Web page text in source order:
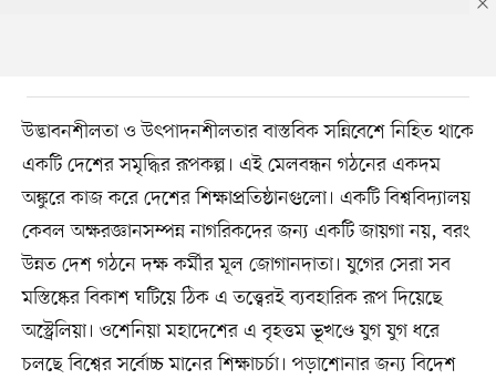
উদ্ভাবনশীলতা ও উৎপাদনশীলতার বাস্তবিক সন্নিবেশে নিহিত থাকে
একটি দেশের সমৃদ্ধির রূপকল্প। এই মেলবন্ধন গঠনের একদম
অঙ্কুরে কাজ করে দেশের শিক্ষাপ্রতিষ্ঠানগুলো। একটি বিশ্ববিদ্যালয়
কেবল অক্ষরজ্ঞানসম্পন্ন নাগরিকদের জন্য একটি জায়গা নয়, বরং
উন্নত দেশ গঠনে দক্ষ কর্মীর মূল জোগানদাতা। যুগের সেরা সব
মস্তিষ্কের বিকাশ ঘটিয়ে ঠিক এ তত্ত্বেরই ব্যবহারিক রূপ দিয়েছে
অস্ট্রেলিয়া। ওশেনিয়া মহাদেশের এ বৃহত্তম ভূখণ্ডে যুগ যুগ ধরে
চলছে বিশ্বের সর্বোচ্চ মানের শিক্ষাচর্চা। পড়াশোনার জন্য বিদেশ